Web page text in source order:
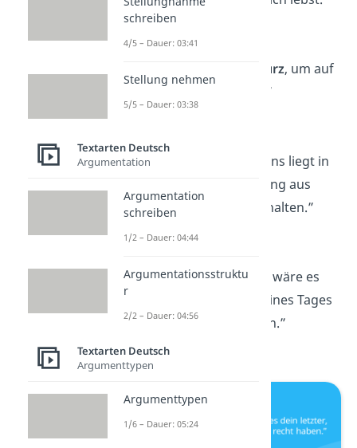
—Louise Erdrich
kurz, um auf
morgen zu warten.”
„Die Kunst des Lebens liegt in
einer feinen Mischung aus
Loslassen
und Festhalten.”
—
Havelock Ellis
„Lebe jeden Tag, als wäre es
, denn eines Tages
wirst du recht haben.”
—Steve Jobs
schreiben
4/5 – Dauer: 03:41
Stellung nehmen
5/5 – Dauer: 03:38
Textarten Deutsch
Argumentation
Argumentation
schreiben
1/2 – Dauer: 04:44
Argumentationsstruktu
r
2/2 – Dauer: 04:56
Textarten Deutsch
Argumenttypen
Argumenttypen
1/6 – Dauer: 05:24